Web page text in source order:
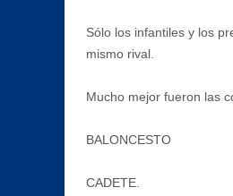
Sólo los infantiles y los
mismo rival.
Mucho mejor fueron las
BALONCESTO
CADETE.